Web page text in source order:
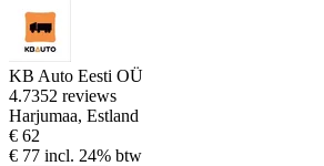
KB Auto Eesti OÜ
4.7352 reviews
Harjumaa, Estland
€ 62
€ 77 incl. 24% btw